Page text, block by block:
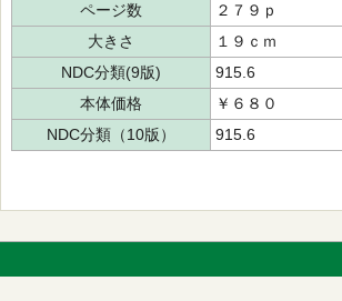
ページ数
２７９ｐ
大きさ
１９ｃｍ
NDC分類(9版)
915.6
本体価格
￥６８０
NDC分類（10版）
915.6